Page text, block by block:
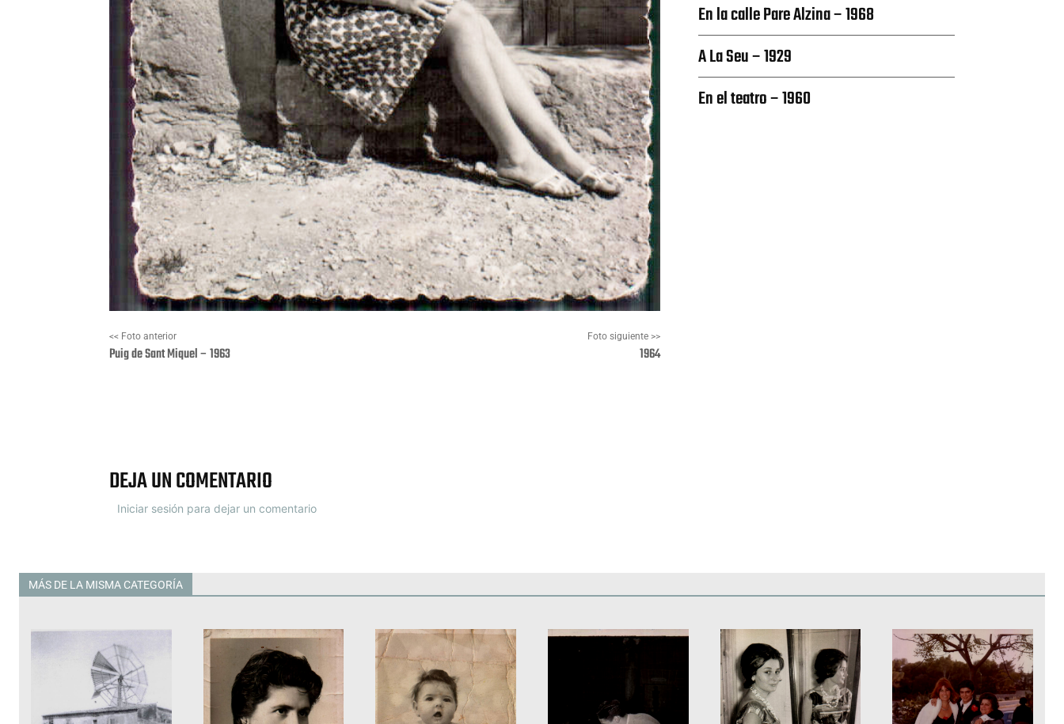
<< Foto anterior
Puig de Sant Miquel – 1963
Foto siguiente >>
1964
DEJA UN COMENTARIO
Iniciar sesión para dejar un comentario
En la calle Pare Alzina – 1968
A La Seu – 1929
En el teatro – 1960
MÁS DE LA MISMA CATEGORÍA